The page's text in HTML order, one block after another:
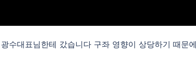
수대표님한테 갔습니다 구좌 영향이 상당하기 때문